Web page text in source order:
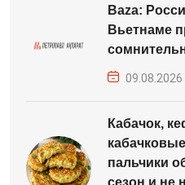
Baza:
Вьетнаме
09.08.2026
Кабачок,
пальчики
сезон и не